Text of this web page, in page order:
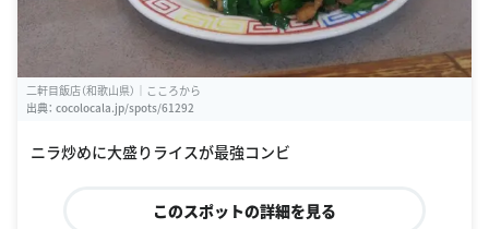
二軒目飯店（和歌山県）｜こころから
出典： cocolocala.jp/spots/61292
ニラ炒めに大盛りライスが最強コンビ
このスポットの詳細を見る